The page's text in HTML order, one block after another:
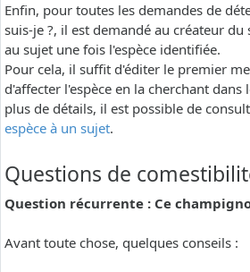
Enfin, pour toutes les demandes de
suis-je ?, il est demandé au créateur du
au sujet une fois l'espèce identifiée.
Pour cela, il suffit d'éditer le premier
d'affecter l'espèce en la cherchant
plus de détails, il est possible de
espèce à un sujet.
Questions de
Question récurrente : Ce
Avant toute chose, quelques conseils :